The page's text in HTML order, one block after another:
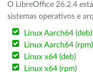
O LibreOffice 26.2.4
sistemas operativos e
Linux Aarch64 (deb)
Linux Aarch64 (rpm)
Linux x64 (deb)
Linux x64 (rpm)